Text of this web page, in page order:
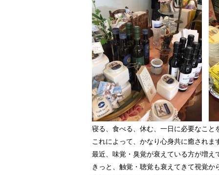
寝る、食べる、休む、一日に必要なこと
これによって、かなり心身共に癒されま
最近、味覚・臭覚が衰えている方が増え
きっと、触覚・聴覚も衰えてきて視覚か